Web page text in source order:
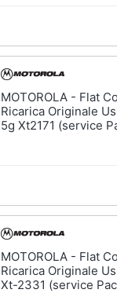
MOTOROLA - Flat
Ricarica Originale
5g Xt2171 (service
MOTOROLA - Flat
Ricarica Originale
Xt-2331 (service